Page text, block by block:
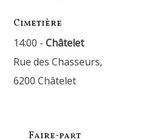
Cimetière
14:00 -Châtelet
Rue des Chasseurs,
6200 Châtelet
Faire-part